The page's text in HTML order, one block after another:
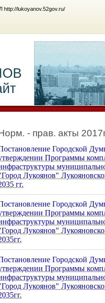
lukoyanov.52gov.ru/
- прав. акты
Городской
Программы
Лукоянов"
гг.
Городской
Программы
Лукоянов"
Городской
Программы
Лукоянов"